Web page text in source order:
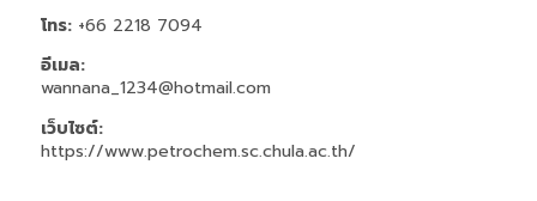
โทร: +66 2218 7094
อีเมล:
wannana_1234@hotmail.com
เว็บไซต์:
https://www.petrochem.sc.chula.ac.th/